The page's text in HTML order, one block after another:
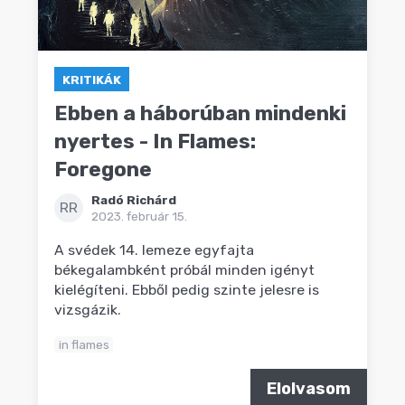
KRITIKÁK
Ebben a háborúban mindenki
nyertes - In Flames:
Foregone
RR
Radó Richárd
2023. február 15.
A svédek 14. lemeze egyfajta
békegalambként próbál minden igényt
kielégíteni. Ebből pedig szinte jelesre is
vizsgázik.
in flames
Elolvasom